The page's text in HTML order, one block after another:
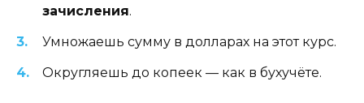
зачисления.
Умножаешь сумму в долларах на этот курс.
Округляешь до копеек — как в бухучёте.